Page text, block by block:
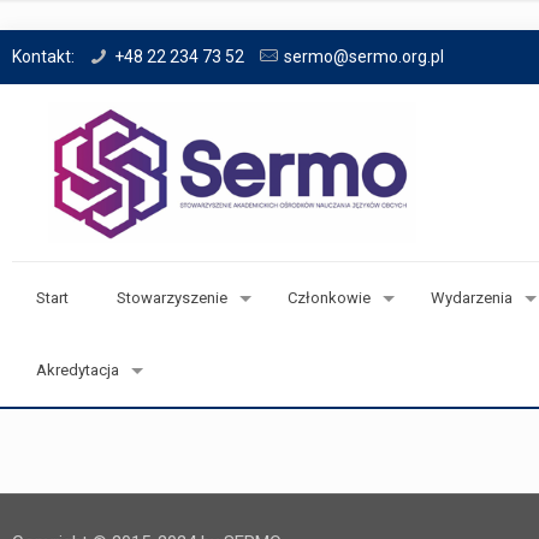
Kontakt: +48 22 234 73 52 sermo@sermo.org.pl
Start Stowarzyszenie Członkowie Wydarzenia
Akredytacja